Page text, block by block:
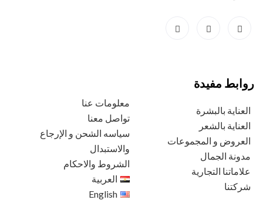
روابط مفيدة
العناية بالبشرة
العناية بالشعر
العروض و المجموعات
مدونة الجمال
علاماتنا التجارية
شركتنا
معلومات عنا
تواصل معنا
سياسه الشحن و الإرجاع
والاستبدال
الشروط والاحكام
العربية
English